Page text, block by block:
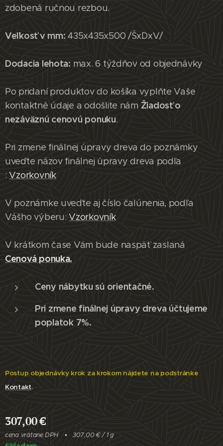
zdobená ručnou rezbou.
Veľkosť v mm:435x435x500 /ŠxDxV/
Dodacia lehota: max. 6 týždňov od objednávky
Po pridaní produktov do košíka vyplňte Vaše
kontaktné údaje a odošlite nám Žiadosť o
nezáväznú cenovú ponuku.
Pri zmene finálnej úpravy dreva do poznámky
uveďte názov finálnej úpravy dreva podľa
:Vzorkovník
V poznámke uveďte aj číslo čalúnenia, podľa
Vášho výberu:Vzorkovník
V krátkom čase Vám bude naspäť zaslaná
Cenová ponuka.
Ceny nábytku sú orientačné.
Pri zmene finálnej úpravy dreva účtujeme
poplatok 7%.
Postup objednávky krok za krokom nájdete na podstránke
Kontakt.
307,00€
cena vrátane DPH 307,00 € / 1 g